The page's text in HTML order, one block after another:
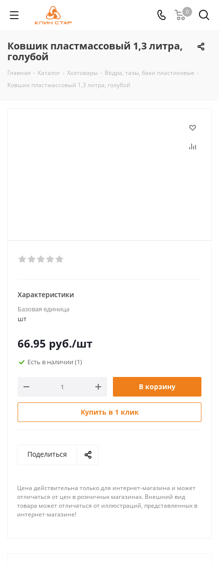
0
Ковшик пластмассовый 1,3 литра,
голубой
Главная - Каталог - Хозтовары - Вёдра, тазы, баки пластиковые -
Ковшик пластмассовый 1,3 литра, голубой
Характеристики
Базовая единица
шт
66.95 руб./шт
Есть в наличии (1)
В корзину
Купить в 1 клик
Поделиться
Цена действительна только для интернет-магазина и может
отличаться от цен в розничных магазинах. Внешний вид
товара может отличаться от иллюстраций, представленных в
интернет-магазине!